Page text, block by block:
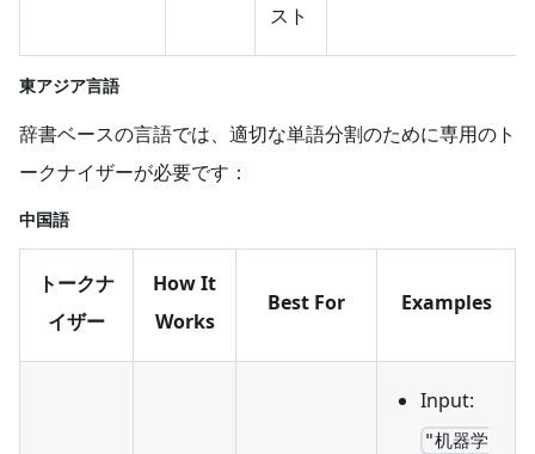
スト
東アジア言語
辞書ベースの言語では、適切な単語分割のために専用のト
ークナイザーが必要です：
中国語
トークナ
イザー
How It
Works
Best For Examples
Input:
"机器学